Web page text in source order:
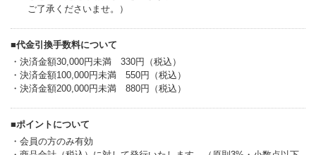
ご了承くださいませ。）
■代金引換手数料について
・決済金額30,000円未満 330円（税込）
・決済金額100,000円未満 550円（税込）
・決済金額200,000円未満 880円（税込）
■ポイントについて
・会員の方のみ有効